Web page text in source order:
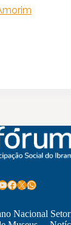
Facebook
X WhatsApp
Nacional